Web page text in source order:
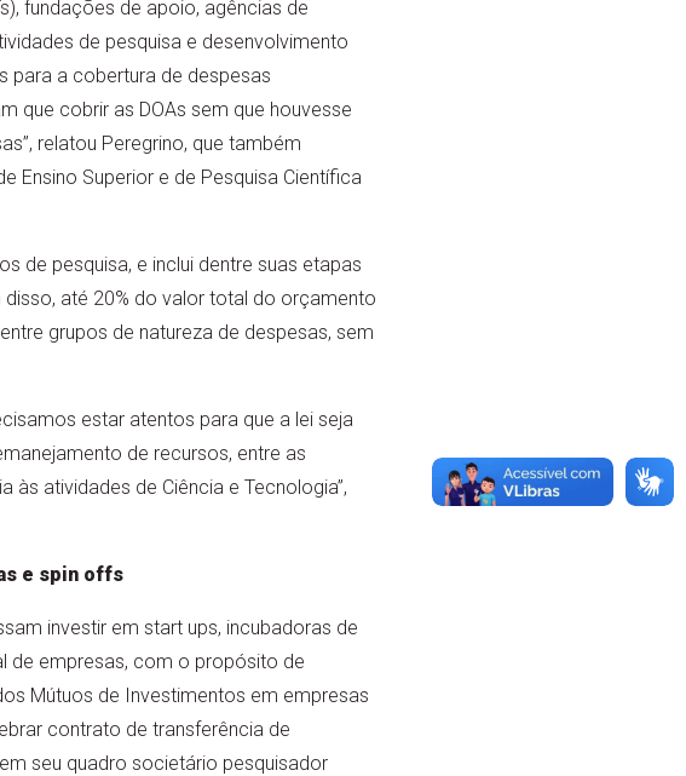
fundações de apoio, agências de
de pesquisa e desenvolvimento
para a cobertura de despesas
que cobrir as DOAs sem que houvesse
relatou Peregrino, que também
Ensino Superior e de Pesquisa Científica
de pesquisa, e inclui dentre suas etapas
até 20% do valor total do orçamento
grupos de natureza de despesas, sem
estar atentos para que a lei seja
de recursos, entre as
atividades de Ciência e Tecnologia”,
e spin offs
investir em start ups, incubadoras de
de empresas, com o propósito de
Mútuos de Investimentos em empresas
contrato de transferência de
seu quadro societário pesquisador